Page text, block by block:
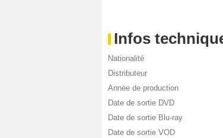
Infos
Nationalité
Distributeur
Année de production
Date de sortie DVD
Date de sortie Blu-ray
Date de sortie VOD